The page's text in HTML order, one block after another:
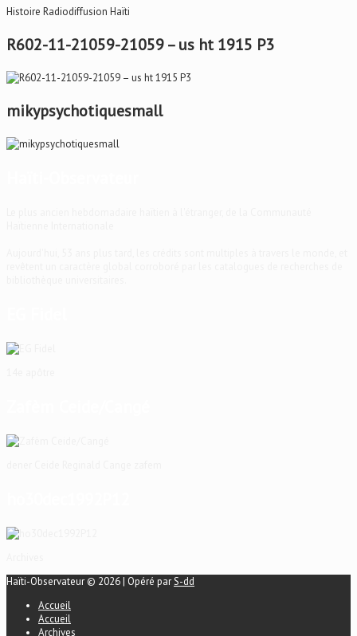
Histoire Radiodiffusion Haïti
R602-11-21059-21059 – us ht 1915 P3
mikypsychotiquesmall
Haïti-Observateur © 2026 | Opéré parS-dd
Accueil
Accueil
Archives